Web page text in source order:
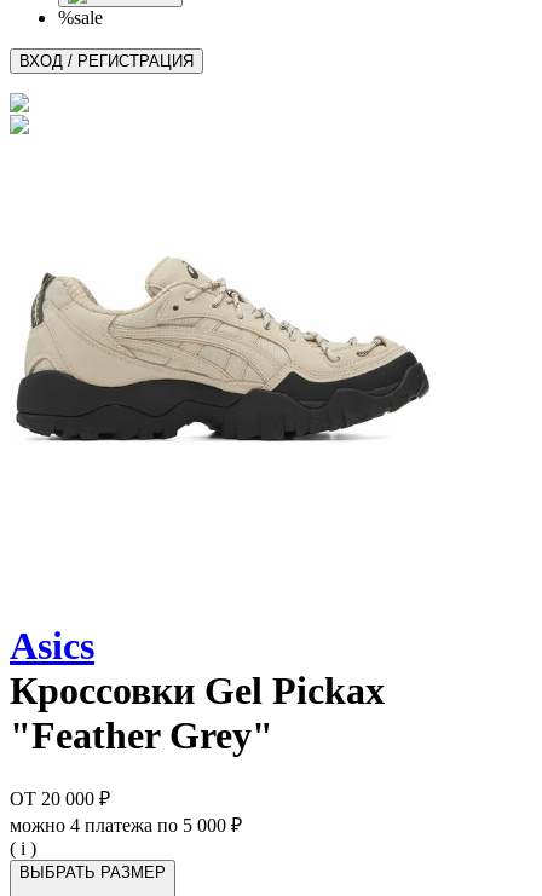
%sale
ВХОД / РЕГИСТРАЦИЯ
Asics
Кроссовки Gel Pickax
"Feather Grey"
ОТ 20 000 ₽
можно 4 платежа по 5 000 ₽
( i )
ВЫБРАТЬ РАЗМЕР